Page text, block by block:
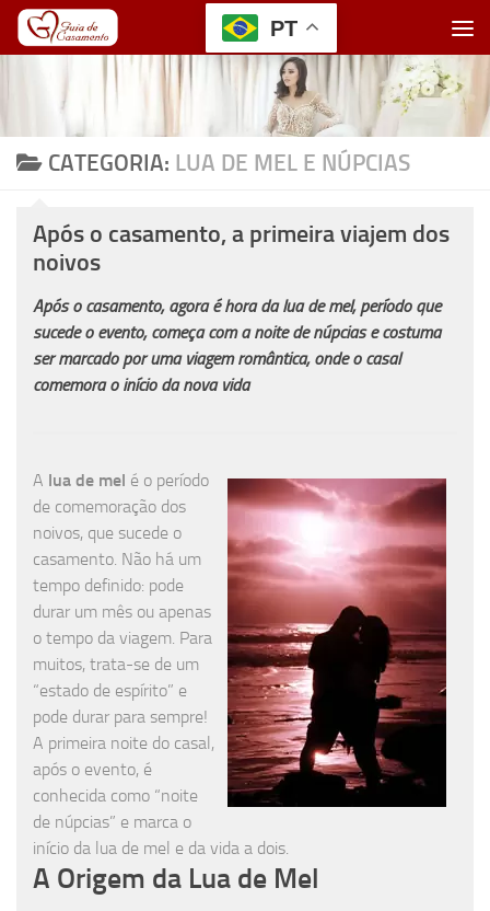
Skip to content
CATEGORIA: LUA DE MEL E NÚPCIAS
Após o casamento, a primeira viajem dos
noivos
Após o casamento, agora é hora da lua de mel, período que
sucede o evento, começa com a noite de núpcias e costuma
ser marcado por uma viagem romântica, onde o casal
comemora o início da nova vida
A lua de mel é o período
de comemoração dos
noivos, que sucede o
casamento. Não há um
tempo definido: pode
durar um mês ou apenas
o tempo da viagem. Para
muitos, trata-se de um
“estado de espírito” e
pode durar para sempre!
A primeira noite do casal,
após o evento, é
conhecida como “noite
de núpcias” e marca o
início da lua de mel e da vida a dois.
A Origem da Lua de Mel
PT